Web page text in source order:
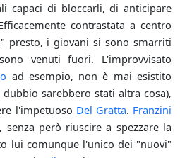
capaci di bloccarli, di anticipare
contrastata a centro
presto, i giovani si sono smarriti
venuti fuori. L'improvvisato
ad esempio, non è mai esistito
dubbio sarebbero stati altra cosa),
l'impetuoso Del Gratta. Franzini
però riuscire a spezzare la
lui comunque l'unico dei "nuovi"